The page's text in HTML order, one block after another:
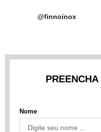
@finnoinox
PREENCHA
Nome